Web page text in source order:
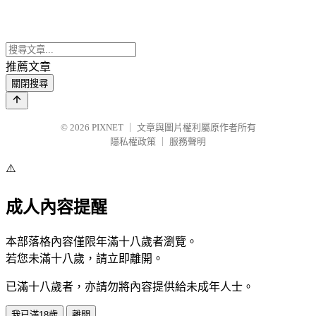
推薦文章
關閉搜尋
© 2026 PIXNET
文章與圖片權利屬原作者所有
隱私權政策
服務聲明
⚠️
成人內容提醒
本部落格內容僅限年滿十八歲者瀏覽。
若您未滿十八歲，請立即離開。
已滿十八歲者，亦請勿將內容提供給未成年人士。